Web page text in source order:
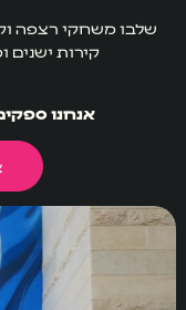
שלבו משחקי רצפה
קירות ישנים
אנחנו ספקים